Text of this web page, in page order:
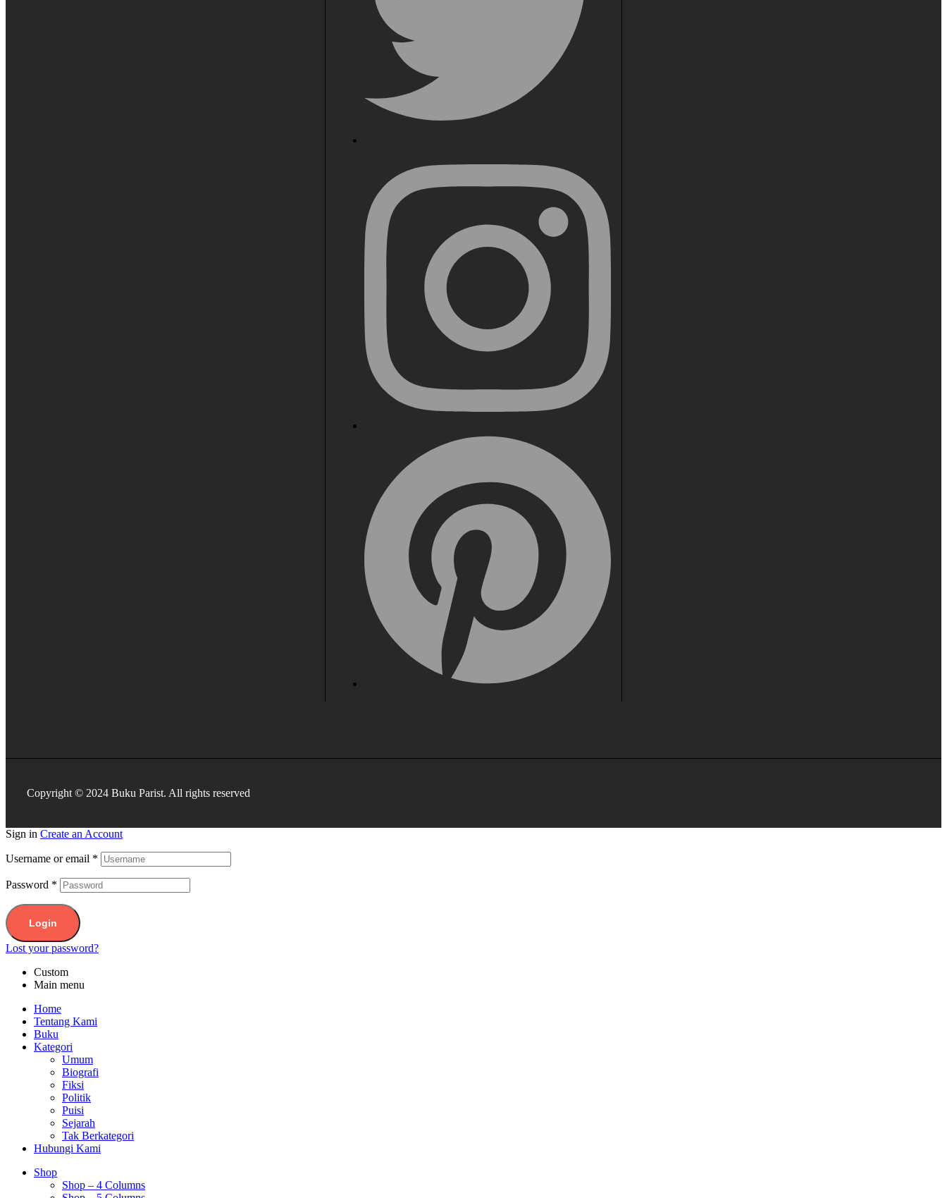
Copyright © 2024 Buku Parist. All rights reserved
Sign in Create an Account
Username or email *
Password *
Login
Lost your password?
Custom
Main menu
Home
Tentang Kami
Buku
Kategori
Umum
Biografi
Fiksi
Politik
Puisi
Sejarah
Tak Berkategori
Hubungi Kami
Shop
Shop – 4 Columns